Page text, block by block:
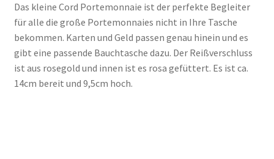
Das kleine Cord Portemonnaie ist der perfekte Begleiter
für alle die große Portemonnaies nicht in Ihre Tasche
bekommen. Karten und Geld passen genau hinein und es
gibt eine passende Bauchtasche dazu. Der Reißverschluss
ist aus rosegold und innen ist es rosa gefüttert. Es ist ca.
14cm bereit und 9,5cm hoch.